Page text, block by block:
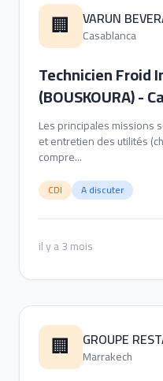
🏢 VARUN
Casablanca
Technicien Froid
(BOUSKOURA) -
Les principales missions
et entretien des utilités
compre...
CDI A discuter
il y a 3 mois
🏢 GROUPE
Marrakech